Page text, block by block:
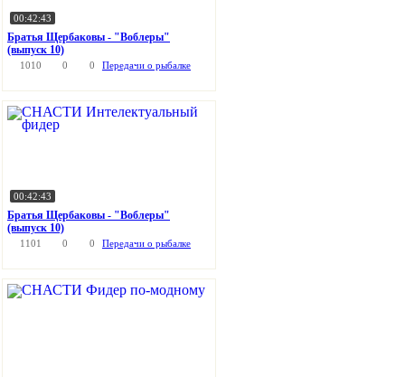
00:42:43
Братья Щербаковы - "Воблеры"
(выпуск 10)
1010 0 0 Передачи о рыбалке
00:42:43
Братья Щербаковы - "Воблеры"
(выпуск 10)
1101 0 0 Передачи о рыбалке